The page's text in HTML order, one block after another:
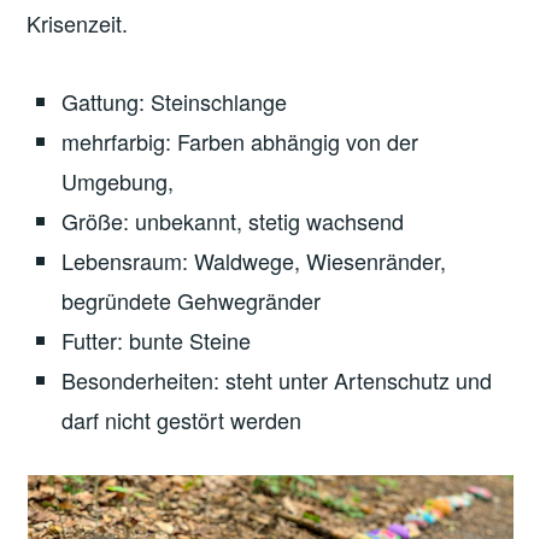
Krisenzeit.
Gattung: Steinschlange
mehrfarbig: Farben abhängig von der
Umgebung,
Größe: unbekannt, stetig wachsend
Lebensraum: Waldwege, Wiesenränder,
begründete Gehwegränder
Futter: bunte Steine
Besonderheiten: steht unter Artenschutz und
darf nicht gestört werden